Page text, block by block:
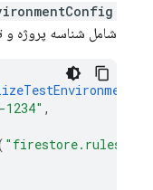
شامل شناسه پروژه و
,
"firestore.rules"